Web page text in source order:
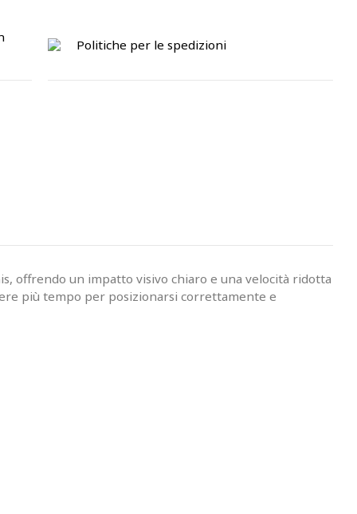
Politiche per le spedizioni
offrendo un impatto visivo chiaro e una velocità ridotta
più tempo per posizionarsi correttamente e